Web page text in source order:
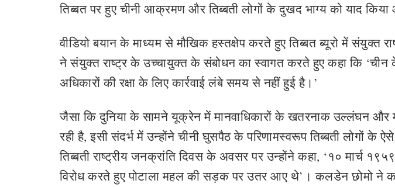
तिब्बत पर हुए चीनी आक्रमण और तिब्बती लोगों के दुखद भाग्य को याद
वीडियो बयान के माध्यम से मौखिक हस्तक्षेप करते हुए तिब्बत ब्यूरो में संयुक्त
ने संयुक्त राष्ट्र के उच्चायुक्त के संबोधन का स्वागत करते हुए कहा कि ‘चीन
अधिकारों की रक्षा के लिए कार्रवाई लंबे समय से नहीं हुई है।’
जैसा कि दुनिया के सामने यूक्रेन में मानवाधिकारों के खतरनाक उल्लंघन और
रही है, इसी संदर्भ में उन्होंने चीनी घुसपैठ के परिणामस्वरूप तिब्बती लोगों के
तिब्बती राष्ट्रीय जनक्रांति दिवस के अवसर पर उन्होंने कहा, ‘१० मार्च १९५९
विरोध करते हुए पोटाला महल की सड़क पर उतर आए थे’। कलडेन छोमो ने